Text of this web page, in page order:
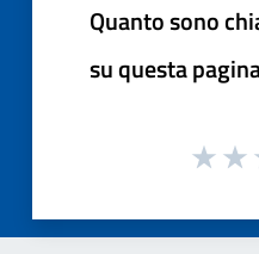
Quanto sono
su questa